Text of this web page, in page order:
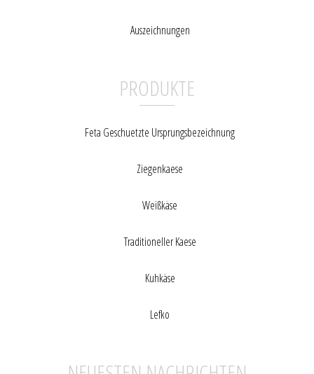
Auszeichnungen
PRODUKTE
Feta Geschuetzte Ursprungsbezeichnung
Ziegenkaese
Weißkäse
Traditioneller Kaese
Kuhkäse
Lefko